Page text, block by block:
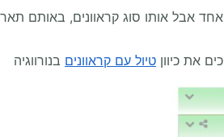
אבל אותו סוג קראוונים, באותם
את כיוון טיול עם קראוונים בנורווגיה